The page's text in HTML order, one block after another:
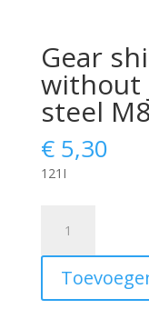
Gear
without
steel
€5,30
121I
shifting
rod
without